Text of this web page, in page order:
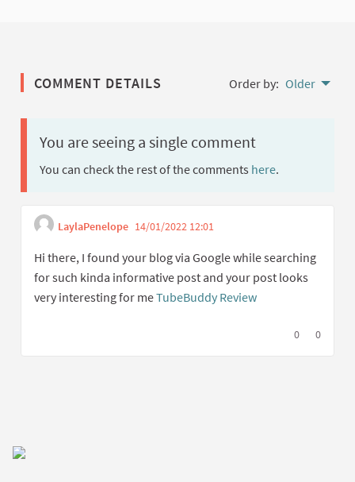
COMMENT DETAILS Order by: Older
You are seeing a single comment
You can check the rest of the comments here.
LaylaPenelope 14/01/2022 12:01
Hi there, I found your blog via Google while searching
for such kinda informative post and your post looks
very interesting for meTubeBuddy Review
I agree with
0 I0